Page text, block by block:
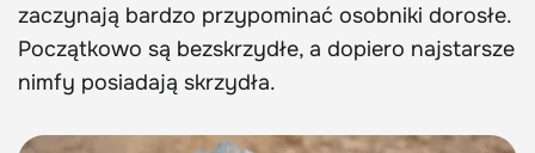
zaczynają bardzo przypominać osobniki dorosłe.
Początkowo są bezskrzydłe, a dopiero najstarsze
nimfy posiadają skrzydła.